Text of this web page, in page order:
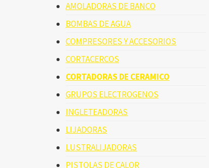
AMOLADORAS DE BANCO
BOMBAS DE AGUA
COMPRESORES Y ACCESORIOS
CORTACERCOS
CORTADORAS DE CERAMICO
GRUPOS ELECTROGENOS
INGLETEADORAS
LIJADORAS
LUSTRALIJADORAS
PISTOLAS DE CALOR